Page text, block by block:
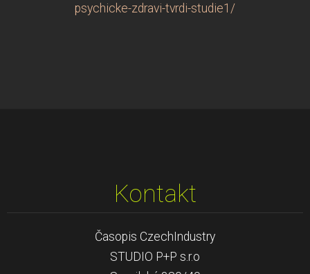
psychicke-zdravi-tvrdi-studie1/
Kontakt
Časopis CzechIndustry
STUDIO P+P s.r.o